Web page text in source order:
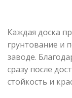
Каждая доска
грунтование и
заводе.
сразу после
стойкость и